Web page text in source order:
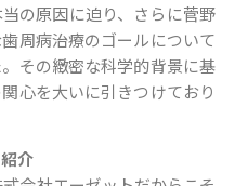
の原因に迫り、さらに菅野
周病治療のゴールについて
その緻密な科学的背景に基
心を大いに引きつけており
介